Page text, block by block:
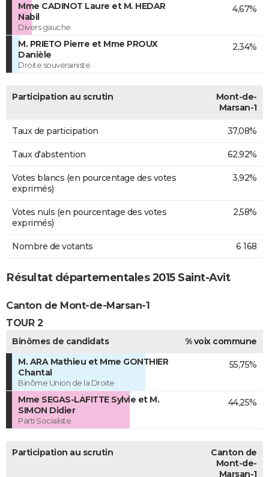
Mme CADINOT Laure et M. HEDAR
Nabil
Divers gauche
4,67%
M. PRIETO Pierre et Mme PROUX
Danièle
Droite souverainiste
2,34%
Participation au scrutin
Mont-de-
Marsan-1
Taux de participation 37,08%
Taux d'abstention 62,92%
Votes blancs (en pourcentage des votes
exprimés)
3,92%
Votes nuls (en pourcentage des votes
exprimés)
2,58%
Nombre de votants 6 168
Résultat départementales 2015 Saint-Avit
Canton de Mont-de-Marsan-1
TOUR 2
Binômes de candidats
% voix commune
M. ARA Mathieu et Mme GONTHIER
Chantal
Binôme Union de la Droite
55,75%
Mme SEGAS-LAFITTE Sylvie et M.
SIMON Didier
Parti Socialiste
44,25%
Participation au scrutin
Canton de
Mont-de-
Marsan-1